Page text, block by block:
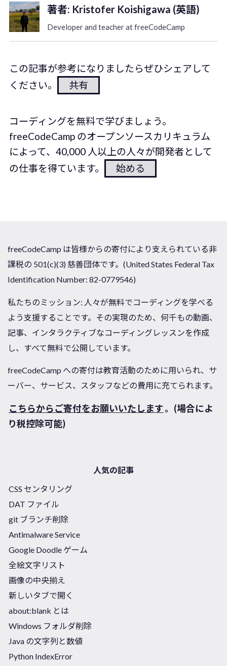
著者: Kristofer Koishigawa (英語)
Developer and teacher at freeCodeCamp
この記事が参考になりましたらぜひシェアして
ください。
共有
コーディングを無料で学びましょう。
freeCodeCamp のオープンソースカリキュラム
によって、40,000 人以上の人々が開発者として
の仕事を得ています。
始める
freeCodeCamp は皆様からの寄付により支えられている非
課税の 501(c)(3) 慈善団体です。(United States Federal Tax
Identification Number: 82-0779546)
私たちのミッション: 人々が無料でコーディングを学べる
よう支援することです。その実現のため、何千もの動画、
記事、インタラクティブなコーディングレッスンを作成
し、すべて無料で公開しています。
freeCodeCamp への寄付は教育活動のために用いられ、サ
ーバー、サービス、スタッフなどの費用に充てられます。
こちらからご寄付をお願いいたします。(場合によ
り税控除可能)
人気の記事
CSS センタリング
DAT ファイル
git ブランチ削除
Antimalware Service
Google Doodle ゲーム
全絵文字リスト
画像の中央揃え
新しいタブで開く
about:blank とは
Windows フォルダ削除
Java の文字列と数値
Python IndexError